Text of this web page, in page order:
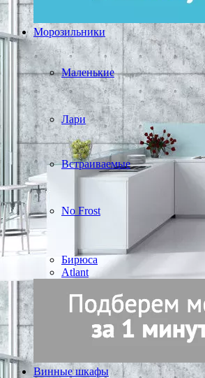
Морозильники
Маленькие
Лари
Встраиваемые
No Frost
Бирюса
Atlant
Винные шкафы